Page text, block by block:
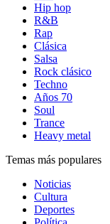
Hip hop
R&B
Rap
Clásica
Salsa
Rock clásico
Techno
Años 70
Soul
Trance
Heavy metal
Temas más populares
Noticias
Cultura
Deportes